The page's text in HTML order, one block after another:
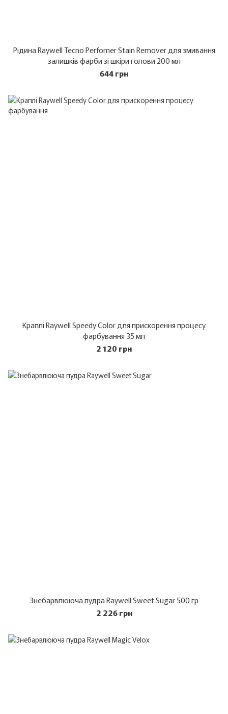
Рідина Raywell Tecno Perfomer Stain Remover для змивання
залишків фарби зі шкіри голови 200 мл
644 грн
Краплі Raywell Speedy Color для прискорення процесу
фарбування 35 мл
2 120 грн
Знебарвлююча пудра Raywell Sweet Sugar 500 гр
2 226 грн